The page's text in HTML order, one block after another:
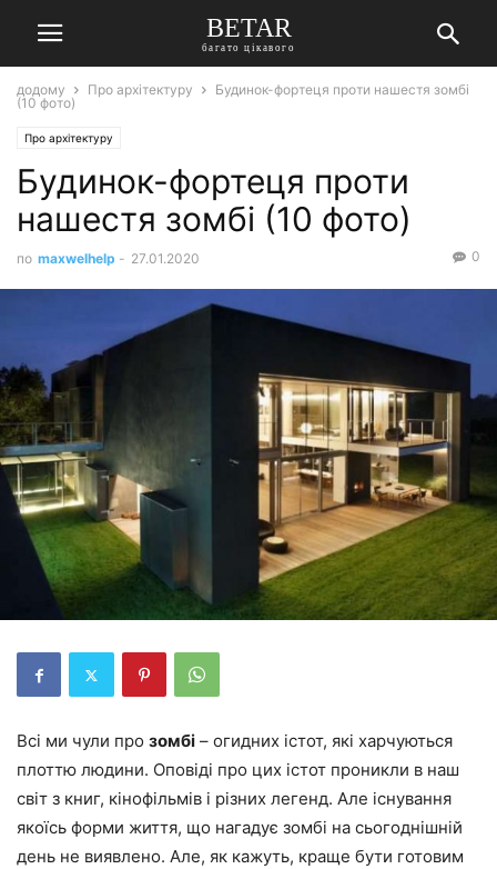
BETAR
багато цікавого
додому Про архітектуру
Будинок-фортеця проти нашестя зомбі
(10 фото)
Про архітектуру
Будинок-фортеця проти
нашестя зомбі (10 фото)
по maxwelhelp - 27.01.2020 0
Всі ми чули про зомбі – огидних істот, які харчуються
плоттю людини. Оповіді про цих істот проникли в наш
світ з книг, кінофільмів і різних легенд. Але існування
якоїсь форми життя, що нагадує зомбі на сьогоднішній
день не виявлено. Але, як кажуть, краще бути готовим